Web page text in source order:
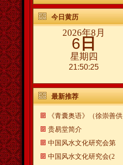
今日黄历
2026年8月
6 日
星期四
21:50:25
最新推荐
《青囊奥语》（徐崇善供
贵易堂简介
中国风水文化研究会第
中国风水文化研究会(2